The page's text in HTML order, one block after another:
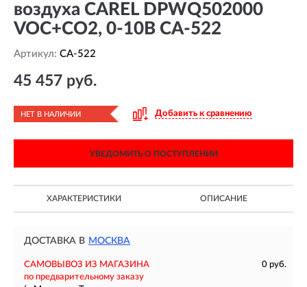
воздуха CAREL DPWQ502000
VOC+CO2, 0-10В CA-522
Артикул: CA-522
45 457 руб.
НЕТ В НАЛИЧИИ Добавить к сравнению
УВЕДОМИТЬ О ПОСТУПЛЕНИИ
ХАРАКТЕРИСТИКИ ОПИСАНИЕ
ДОСТАВКА В МОСКВА
САМОВЫВОЗ ИЗ МАГАЗИНА
0 руб.
по предварительному заказу